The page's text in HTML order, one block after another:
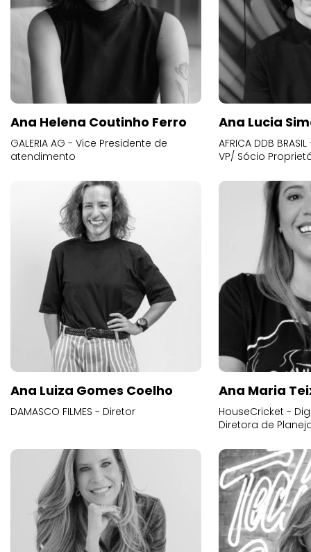
Ana Helena Coutinho Ferro
GALERIA AG - Vice Presidente de
atendimento
Ana Lucia
AFRICA DDB
VP/ Sócio
Ana Luiza Gomes Coelho
DAMASCO FILMES - Diretor
Ana Maria
HouseCricket -
Diretora de